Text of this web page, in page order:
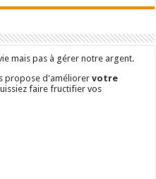
mais pas à gérer notre argent.
propose d'améliorervotre
faire fructifier vos